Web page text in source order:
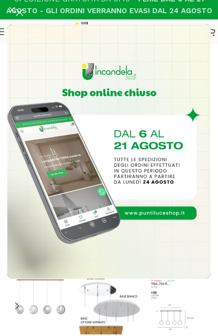
AGOSTO - GLI ORDINI VERRANNO EVASI DAL 24 AGOSTO